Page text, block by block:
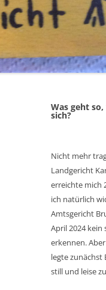
Was geht
sich?
Nicht mehr
Landgericht
erreichte mich
ich natürlich
Amtsgericht
April 2024 kein
erkennen.
legte zunächst
still und leise